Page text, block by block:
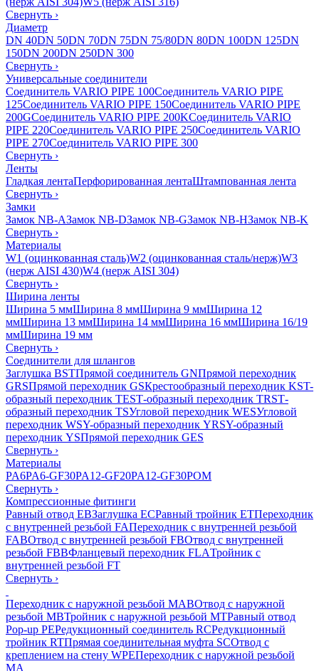
Свернуть ›
Диаметр
DN 40DN 50DN 70DN 75DN 75/80DN 80DN 100DN 125DN
150DN 200DN 250DN 300
Свернуть ›
Универсальные соединители
Соединитель VARIO PIPE 100Соединитель VARIO PIPE
125Соединитель VARIO PIPE 150Соединитель VARIO PIPE
200GСоединитель VARIO PIPE 200KСоединитель VARIO
PIPE 220Соединитель VARIO PIPE 250Соединитель VARIO
PIPE 270Соединитель VARIO PIPE 300
Свернуть ›
Ленты
Гладкая лентаПерфорированная лентаШтампованная лента
Свернуть ›
Замки
Замок NB-AЗамок NB-DЗамок NB-GЗамок NB-HЗамок NB-K
Свернуть ›
Материалы
W1 (оцинкованная сталь)W2 (оцинкованная сталь/нерж)W3
(нерж AISI 430)W4 (нерж AISI 304)
Свернуть ›
Ширина ленты
Ширина 5 ммШирина 8 ммШирина 9 ммШирина 12
ммШирина 13 ммШирина 14 ммШирина 16 ммШирина 16/19
ммШирина 19 мм
Свернуть ›
Соединители для шлангов
Заглушка BSTПрямой соединитель GNПрямой переходник
GRSПрямой переходник GSКрестообразный переходник KST-
образный переходник TESТ-образный переходник TRSТ-
образный переходник TSУгловой переходник WESУгловой
переходник WSY-образный переходник YRSY-образный
переходник YSПрямой переходник GES
Свернуть ›
Материалы
PA6PA6-GF30PA12-GF20PA12-GF30POM
Свернуть ›
Компрессионные фитинги
Равный отвод EBЗаглушка ECРавный тройник ETПереходник
с внутренней резьбой FAПереходник с внутренней резьбой
FABОтвод с внутренней резьбой FBОтвод с внутренней
резьбой FBBФланцевый переходник FLAТройник с
внутренней резьбой FT
Свернуть ›
Переходник с наружной резьбой MABОтвод с наружной
резьбой MBТройник с наружной резьбой MTРавный отвод
Pop-up PEРедукционный соединитель RCРедукционный
тройник RTПрямая соединительная муфта SCОтвод с
креплением на стену WPEПереходник с наружной резьбой
MA